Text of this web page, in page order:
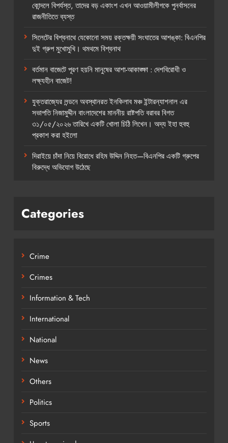
কোন্দলে বিপর্যস্ত, তাদের বড় একাংশ এখন আওয়ামীলীগকে পুনর্বাসনের
রাজনীতিতে ব্যস্ত
সিলেটের বিশ্বনাথে যেকোনো সময় রক্তক্ষয়ী সংঘাতের আশঙ্কা: বিএনপির
দুই গ্রুপ মুখোমুখি। থমথমে বিশ্বনাথ
বর্তমান বাজেটে পূরণ হয়নি মানুষের আশা-আকাঙ্ক্ষা : দেশবিরোধী ও
লক্ষ্যহীন বাজেট!
যুক্তরাজ্যের লন্ডনে অবস্থানরত ইনকিলাব মঞ্চ ইন্টারন্যাশনাল এর
সভাপতি নিজামুদ্দীন বাংলাদেশের মাননীয় রাষ্টপতি বরাবর বিগত
৩১/০৫/২০২৬ তারিখে একটি খোলা চিঠি লিখেন। অদ্য ইহা হুবহু
প্রকাশ করা হইলো
দিরাইয়ে চাঁদা নিয়ে বিরোধে রহিম উদ্দিন নিহত—বিএনপির একটি গ্রুপের
বিরুদ্ধে অভিযোগ উঠেছে
Categories
Crime
Crimes
Information & Tech
International
National
News
Others
Politics
Sports